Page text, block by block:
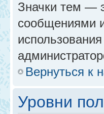
Значки тем —
сообщениями
Вернуться к
Уровни